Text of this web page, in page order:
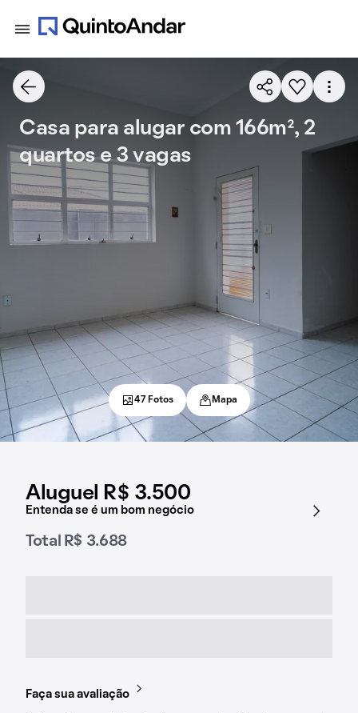
Aluguel R$ 3.500
Entenda se é um bom negócio
Total R$ 3.688
Faça sua avaliação
Casa para alugar com 166m², 2
quartos e 3 vagas
47 Fotos Mapa